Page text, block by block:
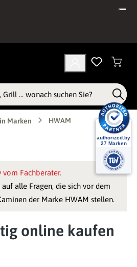
Marken HWAM
vom Fachberater.
alle Fragen, die sich vor dem
der Marke HWAM stellen.
online kaufen